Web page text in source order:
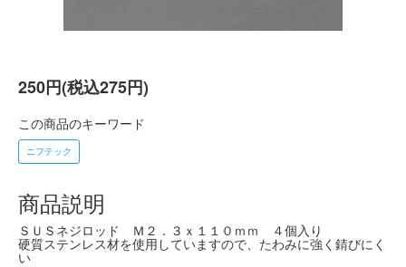
250円(税込275円)
この商品のキーワード
ニフテック
商品説明
ＳＵＳネジロッド Ｍ２．３ｘ１１０ｍｍ ４個入り
硬質ステンレス材を使用していますので、たわみに強く錆びにく
い